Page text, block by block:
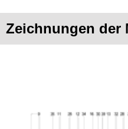
Zeichnungen der